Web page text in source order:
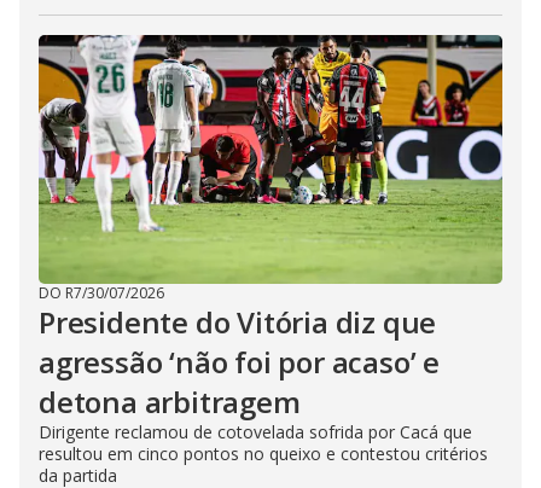
DO R7/30/07/2026
Presidente do Vitória diz que
agressão ‘não foi por acaso’ e
detona arbitragem
Dirigente reclamou de cotovelada sofrida por Cacá que
resultou em cinco pontos no queixo e contestou critérios
da partida